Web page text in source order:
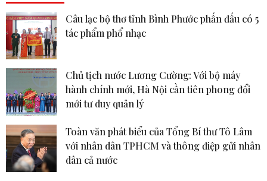
Câu lạc bộ thơ tỉnh Bình Phước phấn đấu có 5
tác phẩm phổ nhạc
Chủ tịch nước Lương Cường: Với bộ máy
hành chính mới, Hà Nội cần tiên phong đổi
mới tư duy quản lý
Toàn văn phát biểu của Tổng Bí thư Tô Lâm
với nhân dân TPHCM và thông điệp gửi nhân
dân cả nước